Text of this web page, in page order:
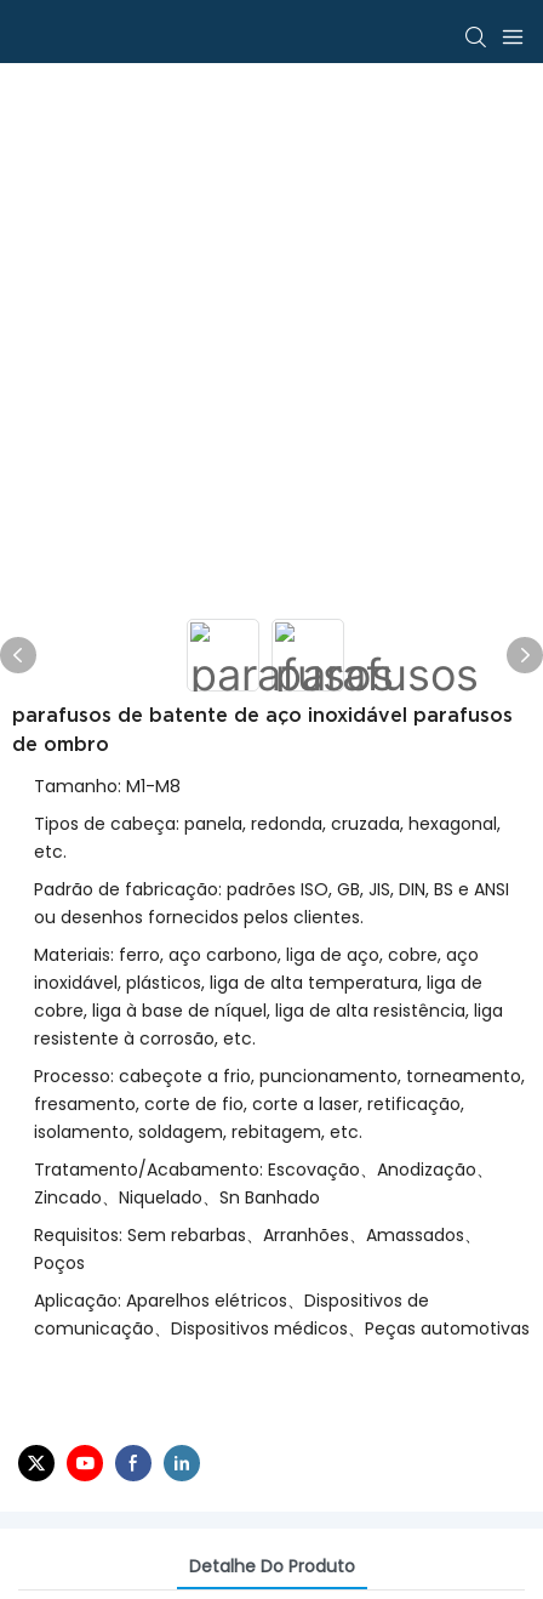
parafusos de batente de aço inoxidável parafusos
de ombro
Tamanho: M1-M8
Tipos de cabeça: panela, redonda, cruzada, hexagonal,
etc.
Padrão de fabricação: padrões ISO, GB, JIS, DIN, BS e ANSI
ou desenhos fornecidos pelos clientes.
Materiais: ferro, aço carbono, liga de aço, cobre, aço
inoxidável, plásticos, liga de alta temperatura, liga de
cobre, liga à base de níquel, liga de alta resistência, liga
resistente à corrosão, etc.
Processo: cabeçote a frio, puncionamento, torneamento,
fresamento, corte de fio, corte a laser, retificação,
isolamento, soldagem, rebitagem, etc.
Tratamento/Acabamento: Escovação、Anodização、
Zincado、Niquelado、Sn Banhado
Requisitos: Sem rebarbas、Arranhões、Amassados、
Poços
Aplicação: Aparelhos elétricos、Dispositivos de
comunicação、Dispositivos médicos、Peças automotivas
Detalhe Do Produto